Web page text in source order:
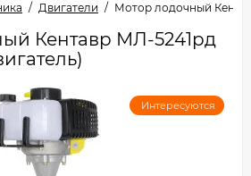
Двигатели Мотор лодочный
Кентавр МЛ-5241рд
Интересуются